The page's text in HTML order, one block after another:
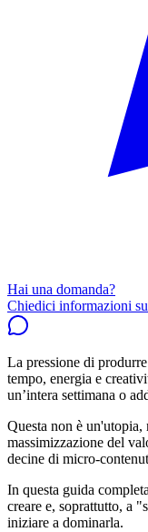
Hai una domanda?
Chiedici informazioni
La pressione di
tempo, energia e
un’intera settimana o
Questa non è
massimizzazione del
decine di micro-
In questa guida
creare e, soprattutto, a
iniziare a dominarla.